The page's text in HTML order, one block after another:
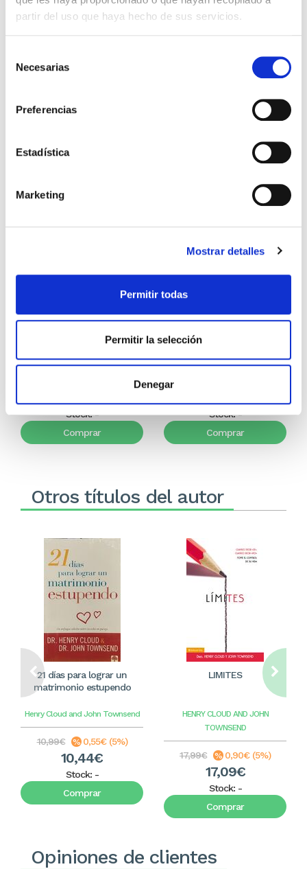
partir del uso que haya hecho de sus servicios.
Necesarias
Preferencias
Estadística
Marketing
Mostrar detalles
Permitir todas
Permitir la selección
Denegar
producto, también
¿Eres tú, Señor?
Stock:-
Comprar
Cambios Necesarios
Stock:-
Comprar
Otros títulos del autor
21 días para lograr un
matrimonio estupendo
Henry Cloud and John Townsend
10,99€ 0,55€ (5%)
10,44€
Stock: -
Comprar
LIMITES
HENRY CLOUD AND JOHN
TOWNSEND
17,99€ 0,90€ (5%)
17,09€
Stock: -
Comprar
Opiniones de clientes